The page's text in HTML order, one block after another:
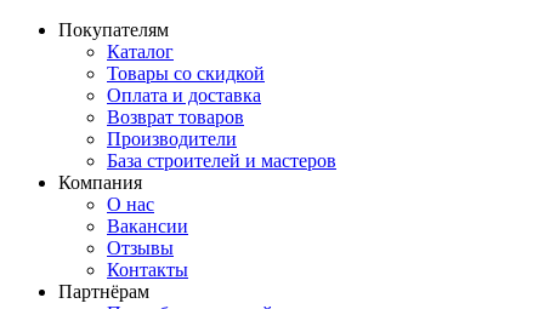
Покупателям
Каталог
Товары со скидкой
Оплата и доставка
Возврат товаров
Производители
База строителей и мастеров
Компания
О нас
Вакансии
Отзывы
Контакты
Партнёрам